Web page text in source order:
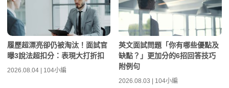
履歷超漂亮卻仍被淘汰！面試官
曝3說法超扣分：表現大打折扣
2026.08.04 | 104小編
英文面試問題「你有哪些優點及
缺點？」更加分的6招回答技巧
附例句
2026.08.03 | 104小編